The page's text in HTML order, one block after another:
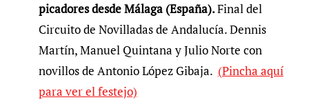
picadores desde Málaga (España).Final del
Circuito de Novilladas de Andalucía. Dennis
Martín, Manuel Quintana y Julio Norte con
novillos de Antonio López Gibaja. (Pincha aquí
para ver el festejo)